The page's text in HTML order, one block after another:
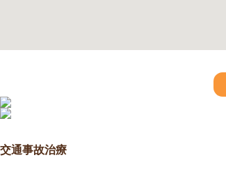
交通事故治療